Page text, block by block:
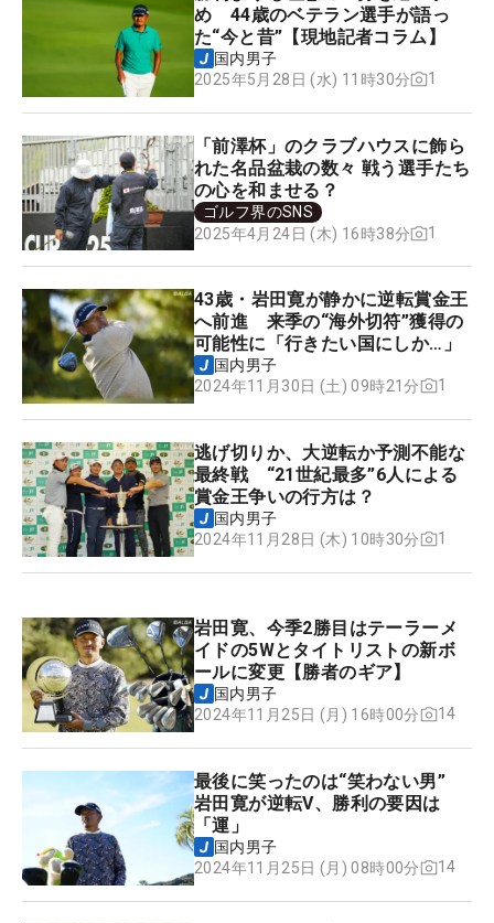
め 44歳のベテラン選手が語っ
た“今と昔”【現地記者コラム】
国内男子
2025年5月28日 (水) 11時30分
1
「前澤杯」のクラブハウスに飾ら
れた名品盆栽の数々 戦う選手たち
の心を和ませる？
ゴルフ界のSNS
2025年4月24日 (木) 16時38分
1
43歳・岩田寛が静かに逆転賞金王
へ前進 来季の“海外切符”獲得の
可能性に「行きたい国にしか…」
国内男子
2024年11月30日 (土) 09時21分
1
逃げ切りか、大逆転か予測不能な
最終戦 “21世紀最多”6人による
賞金王争いの行方は？
国内男子
2024年11月28日 (木) 10時30分
1
岩田寛、今季2勝目はテーラーメ
イドの5Wとタイトリストの新ボ
ールに変更【勝者のギア】
国内男子
2024年11月25日 (月) 16時00分
14
最後に笑ったのは“笑わない男”
岩田寛が逆転V、勝利の要因は
「運」
国内男子
2024年11月25日 (月) 08時00分
14